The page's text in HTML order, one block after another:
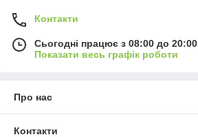
Контакти
Сьогодні працює з 08:00 до 20:00
Показати весь графік роботи
Про нас
Контакти